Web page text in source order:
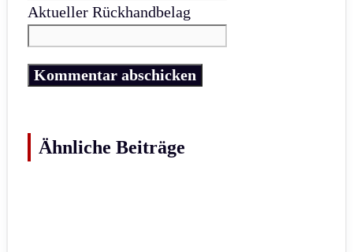
Aktueller Rückhandbelag
Ähnliche Beiträge